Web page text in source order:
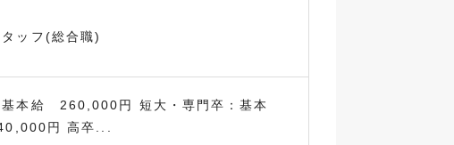
ッフ(総合職)
基本給 260,000円 短大・専門卒：基本
円 高卒...